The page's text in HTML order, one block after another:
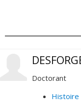
Doctorant
Histoire